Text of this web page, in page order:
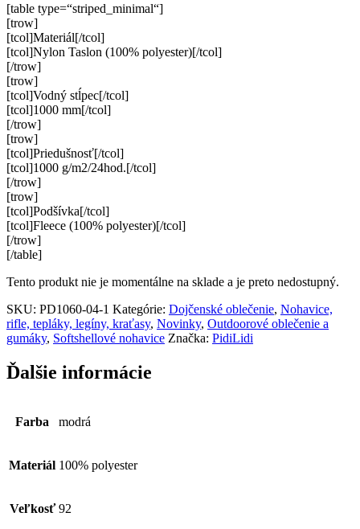
[table type=“striped_minimal“]
[trow]
[tcol]Materiál[/tcol]
[tcol]Nylon Taslon (100% polyester)[/tcol]
[/trow]
[trow]
[tcol]Vodný stĺpec[/tcol]
[tcol]1000 mm[/tcol]
[/trow]
[trow]
[tcol]Priedušnosť[/tcol]
[tcol]1000 g/m2/24hod.[/tcol]
[/trow]
[trow]
[tcol]Podšívka[/tcol]
[tcol]Fleece (100% polyester)[/tcol]
[/trow]
[/table]
Tento produkt nie je momentálne na sklade a je preto nedostupný.
SKU: PD1060-04-1 Kategórie: Dojčenské oblečenie, Nohavice,
rifle, tepláky, legíny, kraťasy, Novinky, Outdoorové oblečenie a
gumáky, Softshellové nohavice Značka: PidiLidi
Ďalšie informácie
Farba modrá
Materiál 100% polyester
Veľkosť 92